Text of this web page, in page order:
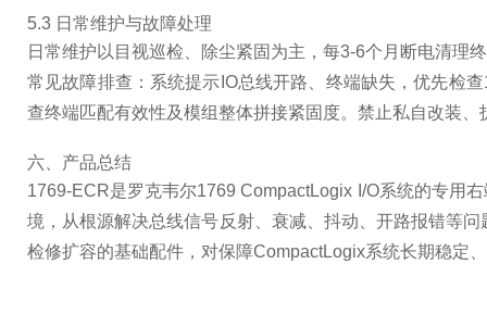
5.3 日常维护与故障处理
日常维护以目视巡检、除尘紧固为主，每3-6个月断电清理
常见故障排查：系统提示IO总线开路、终端缺失，优先检
查终端匹配有效性及模组整体拼接紧固度。禁止私自改装
六、产品总结
1769-ECR是罗克韦尔1769 CompactLogix I/O系统的专用
境，从根源解决总线信号反射、衰减、抖动、开路报错等
检修扩容的基础配件，对保障CompactLogix系统长期稳定